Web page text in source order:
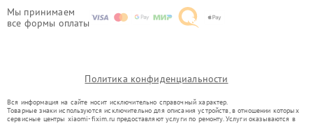
Мы принимаем
все формы оплаты
Политика конфиденциальности
Вся информация на сайте носит исключительно справочный характер.
Товарные знаки используются исключительно для описания устройств, в отношении которых
сервисные центры xiaomi-fixim.ru предоставляют услуги по ремонту. Услуги оказываются в